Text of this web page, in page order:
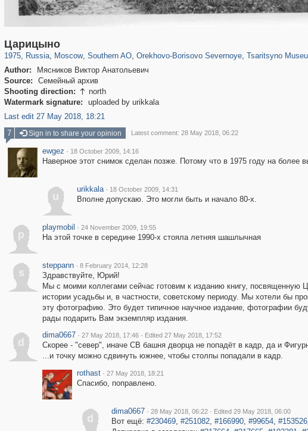
Царицыно
1975, Russia
1,406,756
, Moscow
319,864 8,286
, Southern AO, Orekhovo-Borisovo Severnoye, Tsaritsyno
Author:
Мясников Виктор Анатольевич
Source:
Семейный архив
Shooting direction:  north
Watermark signature:
uploaded by urikkala
Last edit 27 May 2018, 18:21
7 Sign in to share your opinion Latest comment: 28 May 2018, 06:22
ewgez · 18 October 2009, 14:16
Наверное этот снимок сделан позже. Потому что в 1975 году на
u
urikkala · 18 October 2009, 14:31
Вполне допускаю. Это могли быть и начало 80-х.
p
playmobil · 24 November 2009, 19:55
На этой точке в середине 1990-х стояла летняя шашлычная
s
steppann · 8 February 2014, 12:28
Здравствуйте, Юрий!
Мы с моими коллегами сейчас готовим к изданию книгу,
истории усадьбы и, в частности, советскому периоду. Мы хотели бы
эту фотографию. Это будет типичное научное издание, фотографии
рады подарить Вам экземпляр издания.
d
dima0667 · 27 May 2018, 17:46 · Edited 27 May 2018, 17:52
Скорее - "север", иначе СВ башня дворца не попадёт в кадр, да и
...и точку можно сдвинуть южнее, чтобы столпы попадали в кадр.
rothast · 27 May 2018, 18:21
Спасибо, поправлено.
d
dima0667 · 28 May 2018, 06:22 · Edited 29 May 2018, 06:00
Вот ещё: #230469, #251082, #166990, #99654, #153526